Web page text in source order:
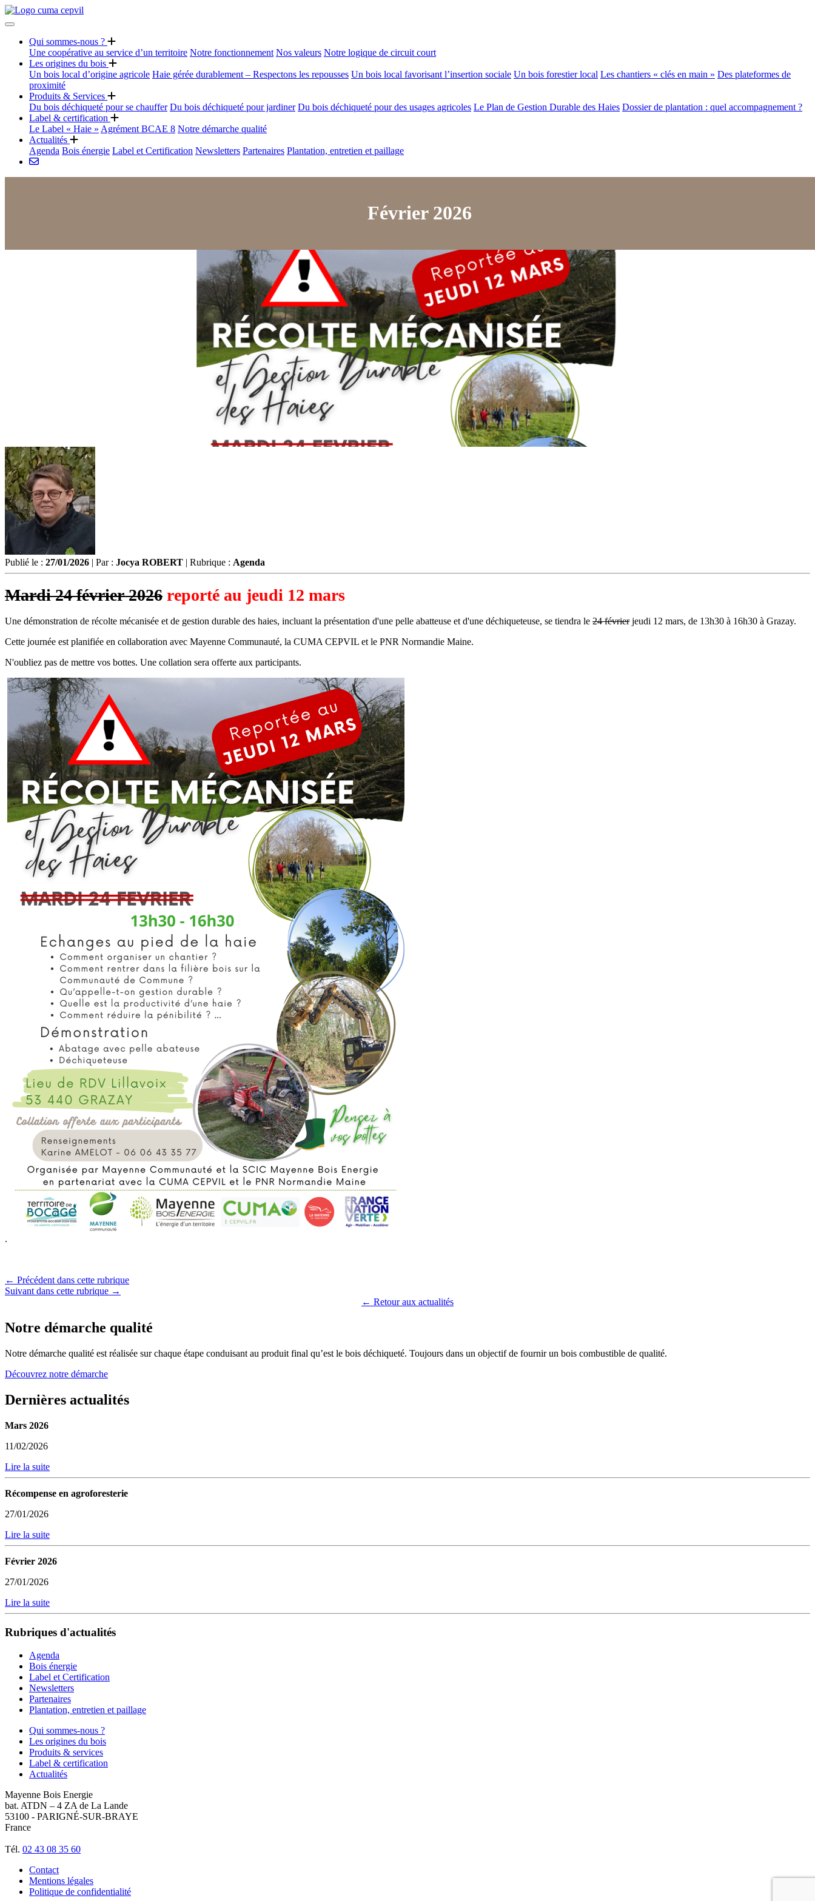
Qui sommes-nous ?
Une coopérative au service d’un territoire Notre fonctionnement Nos valeurs Notre logique de circuit court
Les origines du bois
Un bois local d’origine agricole Haie gérée durablement – Respectons les repousses Un bois local favorisant l’insertion sociale Un bois forestier local Les chantiers « clés en main » Des plateformes de
proximité
Produits & Services
Du bois déchiqueté pour se chauffer Du bois déchiqueté pour jardiner Du bois déchiqueté pour des usages agricoles Le Plan de Gestion Durable des Haies Dossier de plantation : quel accompagnement ?
Label & certification
Le Label « Haie » Agrément BCAE 8 Notre démarche qualité
Actualités
Agenda Bois énergie Label et Certification Newsletters Partenaires Plantation, entretien et paillage
Février 2026
Publié le : 27/01/2026 | Par : Jocya ROBERT | Rubrique : Agenda
Mardi 24 février 2026 reporté au jeudi 12 mars
Une démonstration de récolte mécanisée et de gestion durable des haies, incluant la présentation d'une pelle abatteuse et d'une déchiqueteuse, se tiendra le 24 févrierjeudi 12 mars, de 13h30 à 16h30 à Grazay.
Cette journée est planifiée en collaboration avec Mayenne Communauté, la CUMA CEPVIL et le PNR Normandie Maine.
N'oubliez pas de mettre vos bottes. Une collation sera offerte aux participants.
.
← Précédent dans cette rubrique
Suivant dans cette rubrique →
← Retour aux actualités
Notre démarche qualité
Notre démarche qualité est réalisée sur chaque étape conduisant au produit final qu’est le bois déchiqueté. Toujours dans un objectif de fournir un bois combustible de qualité.
Découvrez notre démarche
Dernières actualités
Mars 2026
11/02/2026
Lire la suite
Récompense en agroforesterie
27/01/2026
Lire la suite
Février 2026
27/01/2026
Lire la suite
Rubriques d'actualités
Agenda
Bois énergie
Label et Certification
Newsletters
Partenaires
Plantation, entretien et paillage
Qui sommes-nous ?
Les origines du bois
Produits & services
Label & certification
Actualités
Mayenne Bois Energie
bat. ATDN – 4 ZA de La Lande
53100 - PARIGNÉ-SUR-BRAYE
France
Tél. 02 43 08 35 60
Contact
Mentions légales
Politique de confidentialité